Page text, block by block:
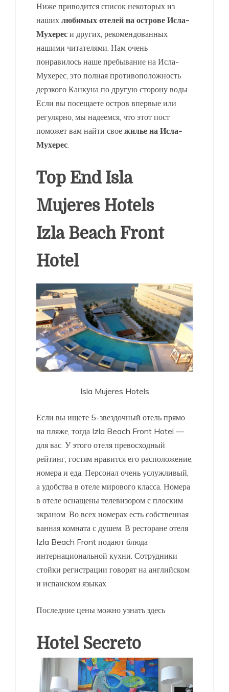
Ниже приводится список некоторых из
наших любимых отелей на острове Исла-
Мухерес и других, рекомендованных
нашими читателями. Нам очень
понравилось наше пребывание на Исла-
Мухерес, это полная противоположность
дерзкого Канкуна по другую сторону воды.
Если вы посещаете остров впервые или
регулярно, мы надеемся, что этот пост
поможет вам найти свое жилье на Исла-
Мухерес
Top End Isla
Mujeres Hotels
Izla Beach Front
Hotel
Isla Mujeres Hotels
Если вы ищете 5-звездочный отель прямо
на пляже, тогда Izla Beach Front Hotel —
для вас. У этого отеля превосходный
рейтинг, гостям нравится его расположение,
номера и еда. Персонал очень услужливый,
а удобства в отеле мирового класса. Номера
в отеле оснащены телевизором с плоским
экраном. Во всех номерах есть собственная
ванная комната с душем. В ресторане отеля
Izla Beach Front подают блюда
интернациональной кухни. Сотрудники
стойки регистрации говорят на английском
и испанском языках.
Последние цены можно узнать здесь
Hotel Secreto